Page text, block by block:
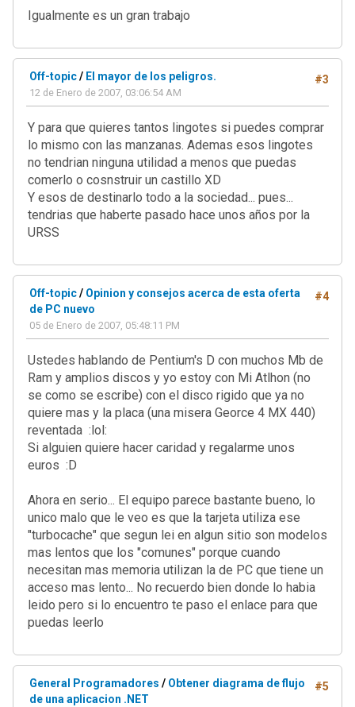
Igualmente es un gran trabajo
#3
Off-topic/ El mayor de los peligros.
12 de Enero de 2007, 03:06:54 AM
Y para que quieres tantos lingotes si puedes comprar
lo mismo con las manzanas. Ademas esos lingotes
no tendrian ninguna utilidad a menos que puedas
comerlo o cosnstruir un castillo XD
Y esos de destinarlo todo a la sociedad... pues...
tendrias que haberte pasado hace unos años por la
URSS
#4
Off-topic/ Opinion y consejos acerca de esta oferta
de PC nuevo
05 de Enero de 2007, 05:48:11 PM
Ustedes hablando de Pentium's D con muchos Mb de
Ram y amplios discos y yo estoy con Mi Atlhon (no
se como se escribe) con el disco rigido que ya no
quiere mas y la placa (una misera Georce 4 MX 440)
reventada :lol:
Si alguien quiere hacer caridad y regalarme unos
euros :D
Ahora en serio... El equipo parece bastante bueno, lo
unico malo que le veo es que la tarjeta utiliza ese
"turbocache" que segun lei en algun sitio son modelos
mas lentos que los "comunes" porque cuando
necesitan mas memoria utilizan la de PC que tiene un
acceso mas lento... No recuerdo bien donde lo habia
leido pero si lo encuentro te paso el enlace para que
puedas leerlo
#5
General Programadores / Obtener diagrama de flujo
de una aplicacion .NET